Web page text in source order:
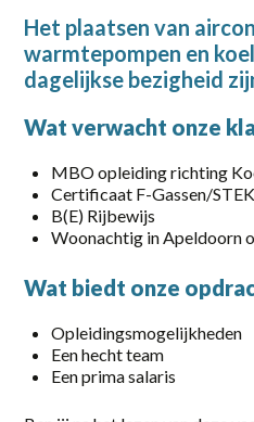
Het plaatsen van
warmtepompen en
dagelijkse bezigheid
Wat verwacht onze
MBO opleiding richting
Certificaat F-Gassen/STEK
B(E) Rijbewijs
Woonachtig in Apeldoorn
Wat biedt onze
Opleidingsmogelijkheden
Een hecht team
Een prima salaris
36
40
40 uur
Vaste baan, onbepaalde